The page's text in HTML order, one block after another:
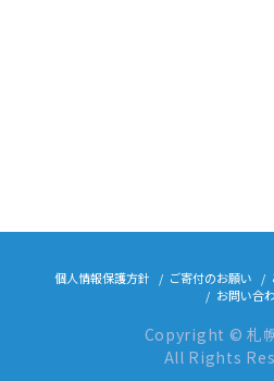
個人情報保護方針 ご寄付のお願い
お問い合
Copyright © 札
All Rights